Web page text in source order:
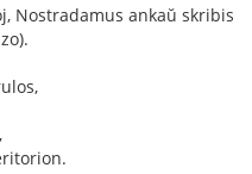
Nostradamus ankaŭ skribis